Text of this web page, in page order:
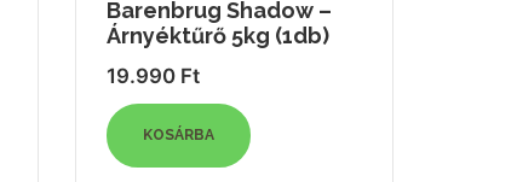
Barenbrug Shadow –
Árnyéktűrő 5kg (1db)
19.990 Ft
KOSÁRBA